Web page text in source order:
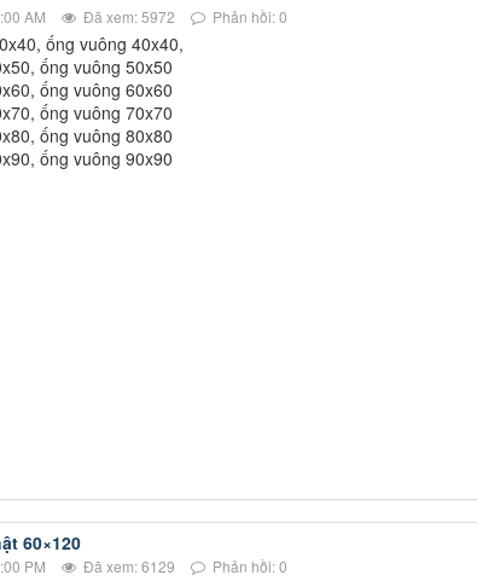
AM Đã xem: 5972 Phản hồi: 0
ống vuông 40x40,
ống vuông 50x50
ống vuông 60x60
ống vuông 70x70
ống vuông 80x80
ống vuông 90x90
60×120
PM Đã xem: 6129 Phản hồi: 0